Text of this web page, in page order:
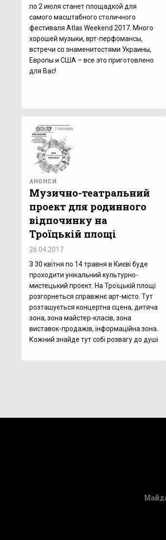
по 2 июля станет площадкой для
самого масштабного столичного
фестиваля Atlas Weekend 2017. Много
хорошей музыки, врт-перфомансы,
встречи со знаменитостями Украины,
Европы и США – все это приготовлено
для Вас!
АНОНСИ
Музично-театральний
проект для родинного
відпочинку на
Троїцькій площі
26.04.2017
З 30 квітня по 14 травня в Києві буде
проходити унікальний культурно-
мистецький проект. На Троїцькій площі
розгорнеться справжнє арт-місто. Тут
розташується концертна сцена, дитяча
зона, зона майстер-класів, зона
виставок-продажів, інформаційна зона.
Кожний знайде тут собі розвагу до душі